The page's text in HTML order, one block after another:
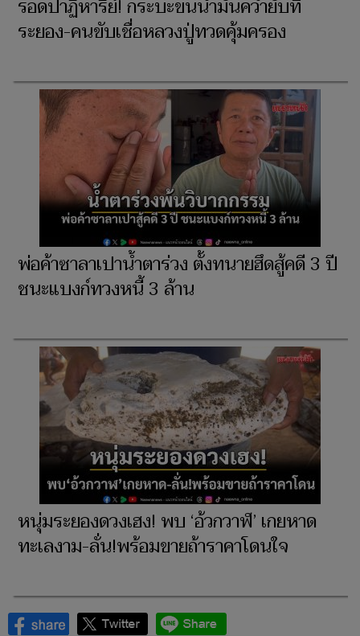
รอดปาฏิหาริย์! กระบะขนน้ำมันคว่ำยับที่
ระยอง-คนขับเชื่อหลวงปู่ทวดคุ้มครอง
พ่อค้าซาลาเปาน้ำตาร่วง ตั้งทนายฮึดสู้คดี 3 ปี
ชนะแบงก์ทวงหนี้ 3 ล้าน
หนุ่มระยองดวงเฮง! พบ ‘อ้วกวาฬ’ เกยหาด
ทะเลงาม-ลั่น!พร้อมขายถ้าราคาโดนใจ